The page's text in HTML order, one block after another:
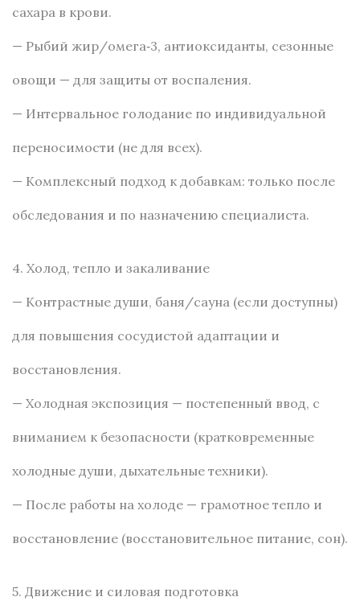
сахара в крови.
— Рыбий жир/омега‑3, антиоксиданты, сезонные
овощи — для защиты от воспаления.
— Интервальное голодание по индивидуальной
переносимости (не для всех).
— Комплексный подход к добавкам: только после
обследования и по назначению специалиста.
4. Холод, тепло и закаливание
— Контрастные души, баня/сауна (если доступны)
для повышения сосудистой адаптации и
восстановления.
— Холодная экспозиция — постепенный ввод, с
вниманием к безопасности (кратковременные
холодные души, дыхательные техники).
— После работы на холоде — грамотное тепло и
восстановление (восстановительное питание, сон).
5. Движение и силовая подготовка